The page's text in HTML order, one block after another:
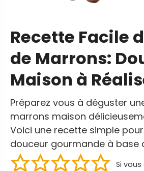
Recette Facile
de Marrons:
Maison à
Préparez vous à déguster
marrons maison
Voici une recette simple
douceur gourmande à base
Si